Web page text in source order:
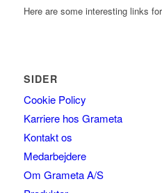
Here are some interesting links
SIDER
Cookie Policy
Karriere hos Grameta
Kontakt os
Medarbejdere
Om Grameta A/S